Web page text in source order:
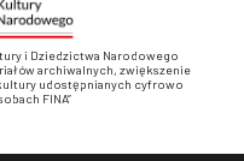
i Dziedzictwa Narodowego
archiwalnych, zwiększenie
udostępnianych cyfrowo
FINA”